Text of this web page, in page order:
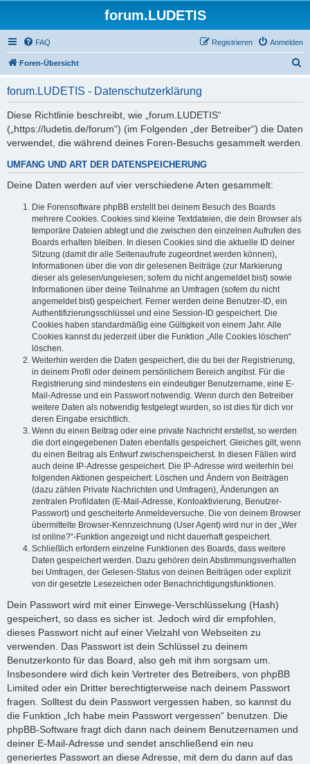
forum.LUDETIS
FAQ Anmelden
Registrieren
Foren-Übersicht
forum.LUDETIS - Datenschutzerklärung
Diese Richtlinie beschreibt, wie „forum.LUDETIS“
(„https://ludetis.de/forum“) (im Folgenden „der Betreiber“) die Daten
verwendet, die während deines Foren-Besuchs gesammelt werden.
UMFANG UND ART DER DATENSPEICHERUNG
Deine Daten werden auf vier verschiedene Arten gesammelt:
Die Forensoftware phpBB erstellt bei deinem Besuch des Boards
mehrere Cookies. Cookies sind kleine Textdateien, die dein Browser als
temporäre Dateien ablegt und die zwischen den einzelnen Aufrufen des
Boards erhalten bleiben. In diesen Cookies sind die aktuelle ID deiner
Sitzung (damit dir alle Seitenaufrufe zugeordnet werden können),
Informationen über die von dir gelesenen Beiträge (zur Markierung
dieser als gelesen/ungelesen; sofern du nicht angemeldet bist) sowie
Informationen über deine Teilnahme an Umfragen (sofern du nicht
angemeldet bist) gespeichert. Ferner werden deine Benutzer-ID, ein
Authentifizierungsschlüssel und eine Session-ID gespeichert. Die
Cookies haben standardmäßig eine Gültigkeit von einem Jahr. Alle
Cookies kannst du jederzeit über die Funktion „Alle Cookies löschen“
löschen.
Weiterhin werden die Daten gespeichert, die du bei der Registrierung,
in deinem Profil oder deinem persönlichem Bereich angibst. Für die
Registrierung sind mindestens ein eindeutiger Benutzername, eine E-
Mail-Adresse und ein Passwort notwendig. Wenn durch den Betreiber
weitere Daten als notwendig festgelegt wurden, so ist dies für dich vor
deren Eingabe ersichtlich.
Wenn du einen Beitrag oder eine private Nachricht erstellst, so werden
die dort eingegebenen Daten ebenfalls gespeichert. Gleiches gilt, wenn
du einen Beitrag als Entwurf zwischenspeicherst. In diesen Fällen wird
auch deine IP-Adresse gespeichert. Die IP-Adresse wird weiterhin bei
folgenden Aktionen gespeichert: Löschen und Ändern von Beiträgen
(dazu zählen Private Nachrichten und Umfragen), Änderungen an
zentralen Profildaten (E-Mail-Adresse, Kontoaktivierung, Benutzer-
Passwort) und gescheiterte Anmeldeversuche. Die von deinem Browser
übermittelte Browser-Kennzeichnung (User Agent) wird nur in der „Wer
ist online?“-Funktion angezeigt und nicht dauerhaft gespeichert.
Schließlich erfordern einzelne Funktionen des Boards, dass weitere
Daten gespeichert werden. Dazu gehören dein Abstimmungsverhalten
bei Umfragen, der Gelesen-Status von deinen Beiträgen oder explizit
von dir gesetzte Lesezeichen oder Benachrichtigungsfunktionen.
Dein Passwort wird mit einer Einwege-Verschlüsselung (Hash)
gespeichert, so dass es sicher ist. Jedoch wird dir empfohlen,
dieses Passwort nicht auf einer Vielzahl von Webseiten zu
verwenden. Das Passwort ist dein Schlüssel zu deinem
Benutzerkonto für das Board, also geh mit ihm sorgsam um.
Insbesondere wird dich kein Vertreter des Betreibers, von phpBB
Limited oder ein Dritter berechtigterweise nach deinem Passwort
fragen. Solltest du dein Passwort vergessen haben, so kannst du
die Funktion „Ich habe mein Passwort vergessen“ benutzen. Die
phpBB-Software fragt dich dann nach deinem Benutzernamen und
deiner E-Mail-Adresse und sendet anschließend ein neu
generiertes Passwort an diese Adresse, mit dem du dann auf das